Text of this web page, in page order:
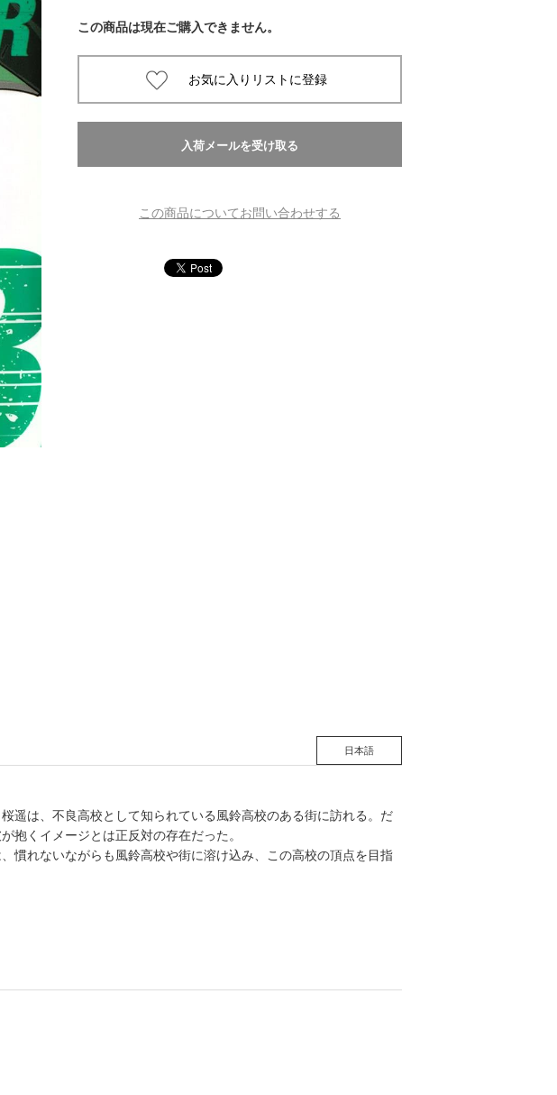
書店
広島 蔦屋
この商品は現在ご購入できません。
この商品についてお問い合わせする
日本語
遥は、不良高校として知られている風鈴高校のある街に訪れる。だ
抱くイメージとは正反対の存在だった。
慣れないながらも風鈴高校や街に溶け込み、この高校の頂点を目指